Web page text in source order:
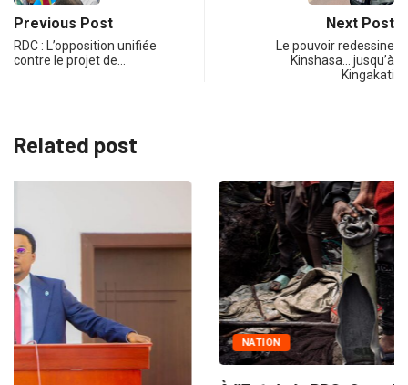
Previous Post
RDC : L’opposition unifiée
contre le projet de…
Next Post
Le pouvoir redessine
Kinshasa… jusqu’à
Kingakati
Related post
NATION